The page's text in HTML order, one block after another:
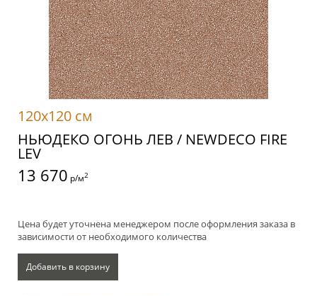
120x120 см
НЬЮДЕКО ОГОНЬ ЛЕВ / NEWDECO FIRE
LEV
13 670 р/м2
Цена будет уточнена менеджером после оформления заказа в
зависимости от необходимого количества
Добавить в корзину